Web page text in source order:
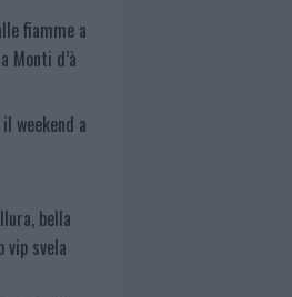
fiamme a
Monti d’à
weekend a
bella
vip svela